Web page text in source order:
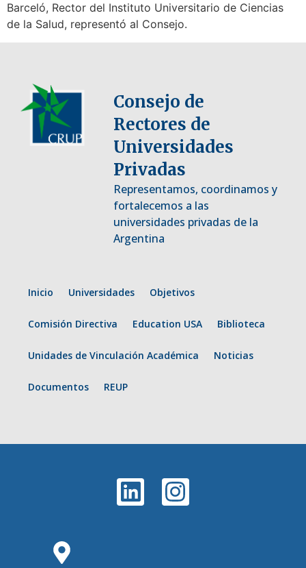
Barceló, Rector del Instituto Universitario de Ciencias
de la Salud, representó al Consejo.
Consejo de
Rectores de
Universidades
Privadas
Representamos, coordinamos y
fortalecemos a las
universidades privadas de la
Argentina
Inicio Universidades Objetivos
Comisión Directiva Education USA Biblioteca
Unidades de Vinculación Académica Noticias
Documentos REUP